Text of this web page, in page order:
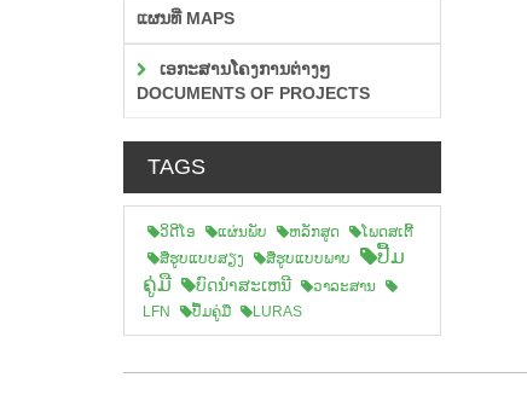
ແຜນທີ່ MAPS
ເອກະສານໂຄງການຕ່າງໆ
DOCUMENTS OF PROJECTS
TAGS
ວິດີໂອ ແຜ່ນພັບ ຫລັກສູດ
ໂພດສເຕີ້
ສືຮູບແບບສຽງ
ສື່ຮູບແບບພາບ
ປື້ມ
ຄູ່ມື
ບົດນຳສະເຫນີ
ວາລະສານ
LFN
ປື້ມຄູ່ມື LURAS